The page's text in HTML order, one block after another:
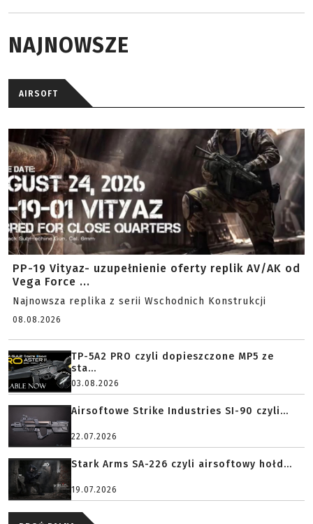
NAJNOWSZE
AIRSOFT
PP-19 Vityaz- uzupełnienie oferty replik AV/AK od
Vega Force ...
Najnowsza replika z serii Wschodnich Konstrukcji
08.08.2026
TP-5A2 PRO czyli dopieszczone MP5 ze
sta...
03.08.2026
Airsoftowe Strike Industries SI-90 czyli...
22.07.2026
Stark Arms SA-226 czyli airsoftowy hołd...
19.07.2026